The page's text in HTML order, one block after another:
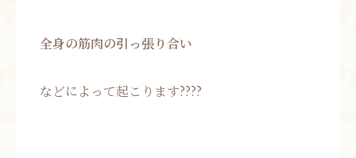
全身の筋肉の引っ張り合い
などによって起こります????